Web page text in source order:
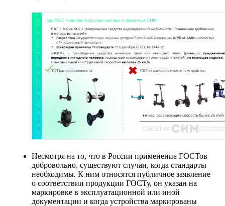
Несмотря на то, что в России применение ГОСТов
добровольно, существуют случаи, когда стандарты
необходимы. К ним относятся публичное заявление
о соответствии продукции ГОСТу, он указан на
маркировке в эксплуатационной или иной
документации и когда устройства маркированы